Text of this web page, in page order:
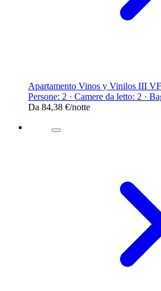
Apartamento Vinos y Vinilos III
Persone: 2 · Camere da letto: 2 ·
Da 84,38 €/notte